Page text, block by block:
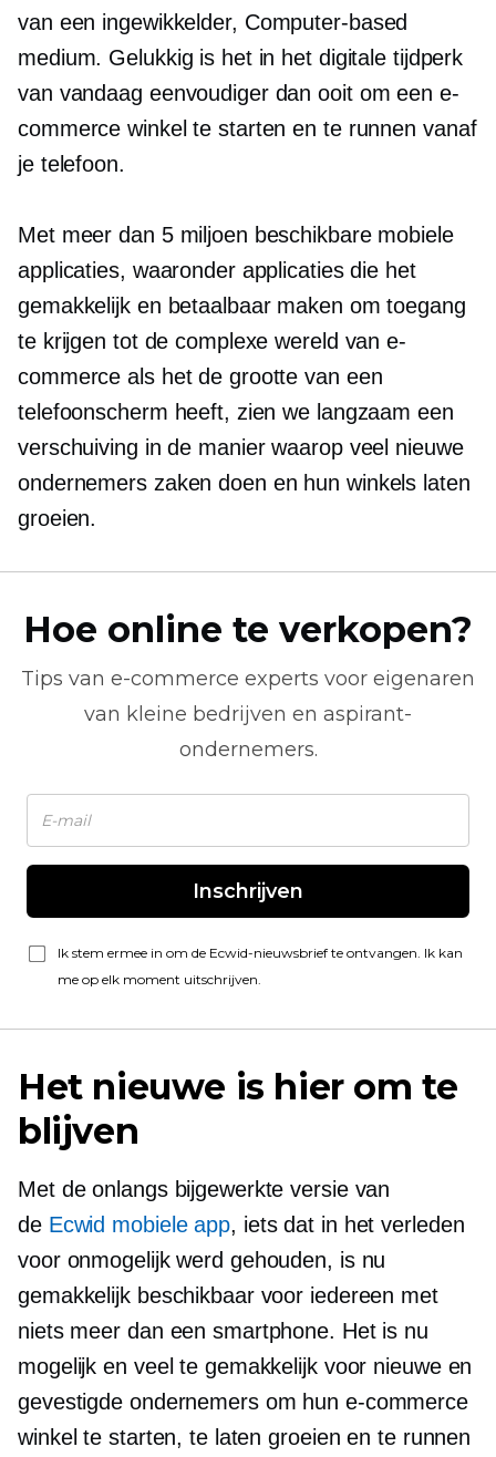
van een ingewikkelder, Computer-based
medium. Gelukkig is het in het digitale tijdperk
van vandaag eenvoudiger dan ooit om een ​​e-
commerce winkel te starten en te runnen vanaf
je telefoon.
Met meer dan 5 miljoen beschikbare mobiele
applicaties, waaronder applicaties die het
gemakkelijk en betaalbaar maken om toegang
te krijgen tot de complexe wereld van e-
commerce als het de grootte van een
telefoonscherm heeft, zien we langzaam een ​​
verschuiving in de manier waarop veel nieuwe
ondernemers zaken doen en hun winkels laten
groeien.
Hoe online te verkopen?
Tips van e-commerce experts voor eigenaren
van kleine bedrijven en aspirant-
ondernemers.
Inschrijven
Ik stem ermee in om de Ecwid-nieuwsbrief te ontvangen. Ik kan
me op elk moment uitschrijven.
Het nieuwe is hier om te
blijven
Met de onlangs bijgewerkte versie van
de Ecwid mobiele app, iets dat in het verleden
voor onmogelijk werd gehouden, is nu
gemakkelijk beschikbaar voor iedereen met
niets meer dan een smartphone. Het is nu
mogelijk en veel te gemakkelijk voor nieuwe en
gevestigde ondernemers om hun e-commerce
winkel te starten, te laten groeien en te runnen